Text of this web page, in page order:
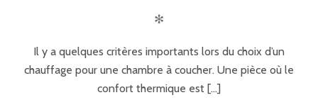
✻
Il y a quelques critères importants lors du choix d’un
chauffage pour une chambre à coucher. Une pièce où le
confort thermique est [...]